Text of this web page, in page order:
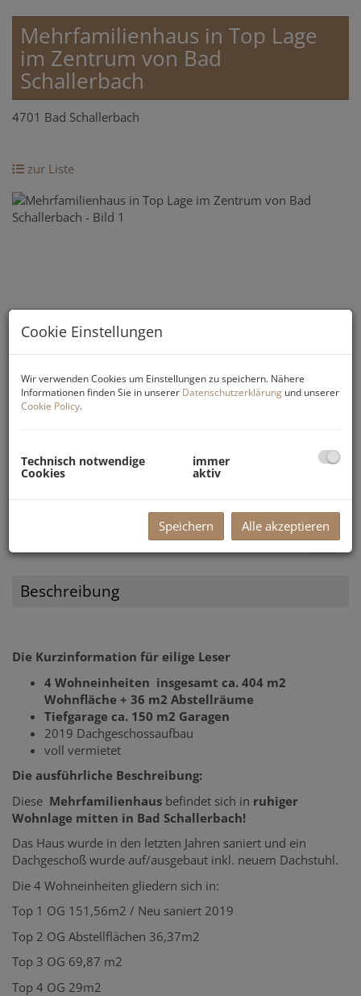
Mehrfamilienhaus in Top Lage
im Zentrum von Bad
Schallerbach
4701 Bad Schallerbach
zur Liste
Beschreibung
Die Kurzinformation für eilige Leser
4 Wohneinheiten insgesamt ca. 404 m2
Wohnfläche + 36 m2 Abstellräume
Tiefgarage ca. 150 m2 Garagen
2019 Dachgeschossaufbau
voll vermietet
Die ausführliche Beschreibung:
Diese Mehrfamilienhaus befindet sich in ruhiger
Wohnlage mitten in Bad Schallerbach!
Das Haus wurde in den letzten Jahren saniert und ein
Dachgeschoß wurde auf/ausgebaut inkl. neuem Dachstuhl.
Die 4 Wohneinheiten gliedern sich in:
Top 1 OG 151,56m2 / Neu saniert 2019
Top 2 OG Abstellflächen 36,37m2
Top 3 OG 69,87 m2
Top 4 OG 29m2
Cookie Einstellungen
Wir verwenden Cookies um Einstellungen zu speichern. Nähere
Informationen finden Sie in unserer Datenschutzerklärung und unserer
Cookie Policy.
Technisch notwendige
Cookies
immer
aktiv
Speichern Alle akzeptieren